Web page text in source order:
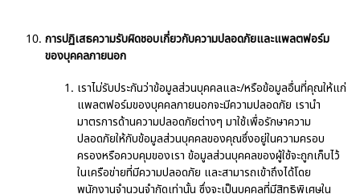
การปฏิเสธความรับผิดชอบเกี่ยวกับความปลอดภัยและแพลตฟอร์ม
ของบุคคลภายนอก
เราไม่รับประกันว่าข้อมูลส่วนบุคคลและ/หรือข้อมูลอื่นที่คุณให้แก่
แพลตฟอร์มของบุคคลภายนอกจะมีความปลอดภัย เรานำ
มาตรการด้านความปลอดภัยต่างๆ มาใช้เพื่อรักษาความ
ปลอดภัยให้กับข้อมูลส่วนบุคคลของคุณซึ่งอยู่ในความครอบ
ครองหรือควบคุมของเรา ข้อมูลส่วนบุคคลของผู้ใช้จะถูกเก็บไว้
ในเครือข่ายที่มีความปลอดภัย และสามารถเข้าถึงได้โดย
พนักงานจำนวนจำกัดเท่านั้น ซึ่งจะเป็นบุคคลที่มีสิทธิพิเศษใน